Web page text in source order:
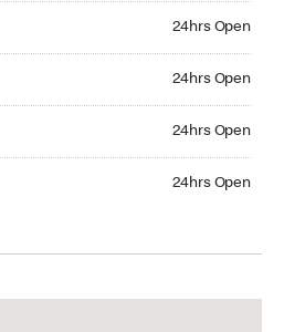
24hrs Open
24hrs Open
24hrs Open
24hrs Open